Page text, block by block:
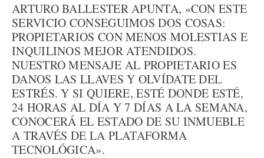
ARTURO BALLESTER APUNTA, «CON ESTE
SERVICIO CONSEGUIMOS DOS COSAS:
PROPIETARIOS CON MENOS MOLESTIAS E
INQUILINOS MEJOR ATENDIDOS.
NUESTRO MENSAJE AL PROPIETARIO ES
DANOS LAS LLAVES Y OLVÍDATE DEL
ESTRÉS. Y SI QUIERE, ESTÉ DONDE ESTÉ,
24 HORAS AL DÍA Y 7 DÍAS A LA SEMANA,
CONOCERÁ EL ESTADO DE SU INMUEBLE
A TRAVÉS DE LA PLATAFORMA
TECNOLÓGICA».